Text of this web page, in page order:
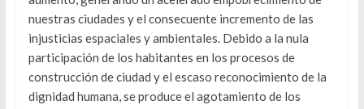
nuestras ciudades y el consecuente incremento de las
injusticias espaciales y ambientales. Debido a la nula
participación de los habitantes en los procesos de
construcción de ciudad y el escaso reconocimiento de la
dignidad humana, se produce el agotamiento de los